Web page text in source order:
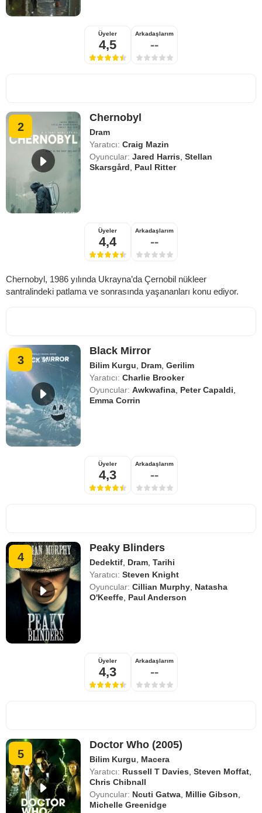
Üyeler
4,5
Arkadaşlarım
--
2
Chernobyl
Dram
Yaratıcı: Craig Mazin
Oyuncular: Jared Harris ,Stellan
Skarsgård
Paul Ritter
Üyeler
4,4
Arkadaşlarım
--
Chernobyl, 1986 yılında Ukrayna’da Çernobil nükleer
santralindeki patlama ve sonrasında yaşananları konu ediyor.
3
Black Mirror
Bilim Kurgu Dram ,Gerilim
Yaratıcı: Charlie Brooker
Oyuncular: Awkwafina Peter Capaldi
Emma Corrin
Üyeler
4,3
Arkadaşlarım
--
4
Peaky Blinders
Dedektif Dram ,Tarihi
Yaratıcı: Steven Knight
Oyuncular: Cillian Murphy Natasha
O'Keeffe Paul Anderson
Üyeler
4,3
Arkadaşlarım
--
5
Doctor Who (2005)
Bilim Kurgu
Macera
Yaratıcı: Russell T Davies ,Steven Moffat
Chris Chibnall
Oyuncular: Ncuti Gatwa Millie Gibson
Michelle Greenidge